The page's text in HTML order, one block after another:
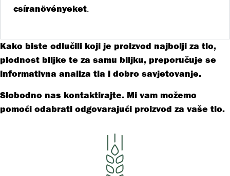
csíranövényeket.
Kako biste odlučili koji je proizvod najbolji za tlo,
plodnost biljke te za samu biljku, preporučuje se
informativna analiza tla i dobro savjetovanje.
Slobodno nas kontaktirajte. Mi vam možemo
pomoći odabrati odgovarajući proizvod za vaše tlo.